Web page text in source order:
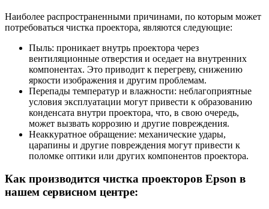
Наиболее распространенными причинами, по которым может
потребоваться чистка проектора, являются следующие:
Пыль: проникает внутрь проектора через
вентиляционные отверстия и оседает на внутренних
компонентах. Это приводит к перегреву, снижению
яркости изображения и другим проблемам.
Перепады температур и влажности: неблагоприятные
условия эксплуатации могут привести к образованию
конденсата внутри проектора, что, в свою очередь,
может вызвать коррозию и другие повреждения.
Неаккуратное обращение: механические удары,
царапины и другие повреждения могут привести к
поломке оптики или других компонентов проектора.
Как производится чистка проекторов Epson в
нашем сервисном центре: